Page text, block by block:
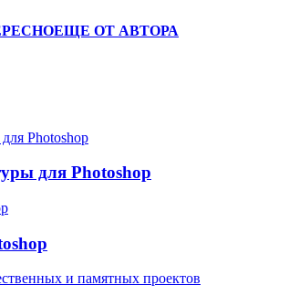
ЕЩЕ ОТ АВТОРА
для Photoshop